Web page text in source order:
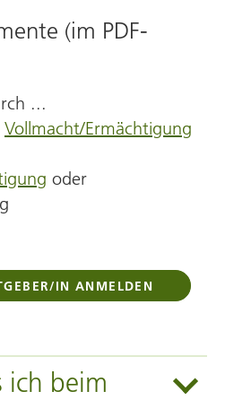
(im PDF-
...
Vollmacht/Ermächtigung
oder
IN ANMELDEN
ich beim